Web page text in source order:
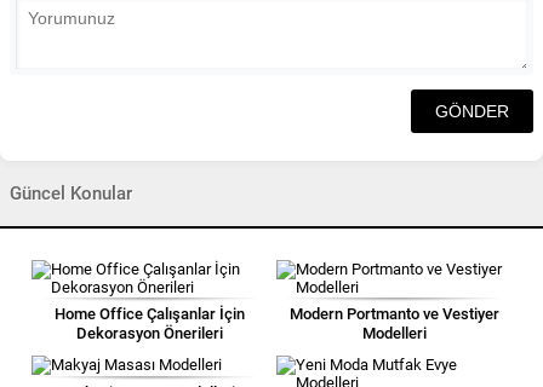
Güncel Konular
Home Office Çalışanlar İçin
Dekorasyon Önerileri
Modern Portmanto ve Vestiyer
Modelleri